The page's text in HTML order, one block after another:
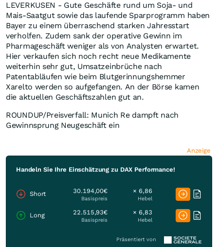
LEVERKUSEN - Gute Geschäfte rund um Soja- und
Mais-Saatgut sowie das laufende Sparprogramm haben
Bayer zu einem überraschend starken Jahresstart
verholfen. Zudem sank der operative Gewinn im
Pharmageschäft weniger als von Analysten erwartet.
Hier verkaufen sich noch recht neue Medikamente
weiterhin sehr gut, Umsatzeinbrüche nach
Patentabläufen wie beim Blutgerinnungshemmer
Xarelto werden so aufgefangen. An der Börse kamen
die aktuellen Geschäftszahlen gut an.
ROUNDUP/Preisverfall: Munich Re dampft nach
Gewinnsprung Neugeschäft ein
Anzeige
Handeln Sie Ihre Einschätzung zu DAX Performance!
Short 30.194,00€
Basispreis
× 6,86
Hebel
Long 22.515,93€
Basispreis
× 6,83
Hebel
Präsentiert von